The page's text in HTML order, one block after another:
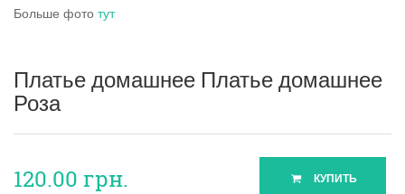
Больше фото тут
Платье домашнее Платье домашнее
Роза
120.00 грн. КУПИТЬ